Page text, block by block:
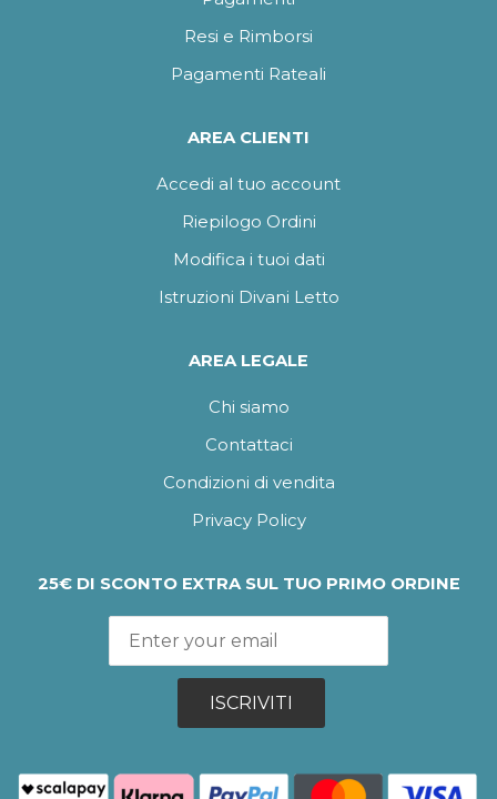
Resi e Rimborsi
Pagamenti Rateali
AREA CLIENTI
Accedi al tuo account
Riepilogo Ordini
Modifica i tuoi dati
Istruzioni Divani Letto
AREA LEGALE
Chi siamo
Contattaci
Condizioni di vendita
Privacy Policy
25€ DI SCONTO EXTRA SUL TUO PRIMO ORDINE
ISCRIVITI